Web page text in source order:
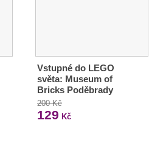
Vstupné do LEGO
světa: Museum of
Bricks Poděbrady
200 Kč
129 Kč